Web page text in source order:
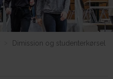
Dimission og studenterkørsel